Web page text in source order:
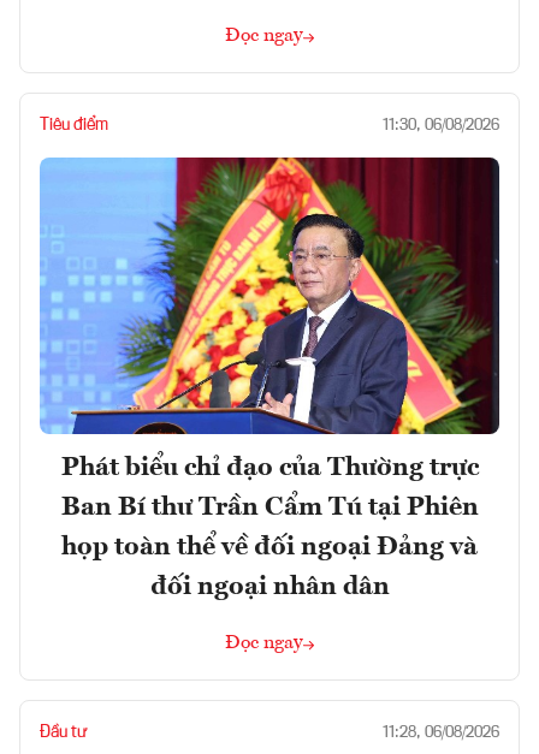
Đọc ngay
Tiêu điểm 11:30, 06/08/2026
Phát biểu chỉ đạo của Thường trực
Ban Bí thư Trần Cẩm Tú tại Phiên
họp toàn thể về đối ngoại Đảng và
đối ngoại nhân dân
Đọc ngay
Đầu tư 11:28, 06/08/2026